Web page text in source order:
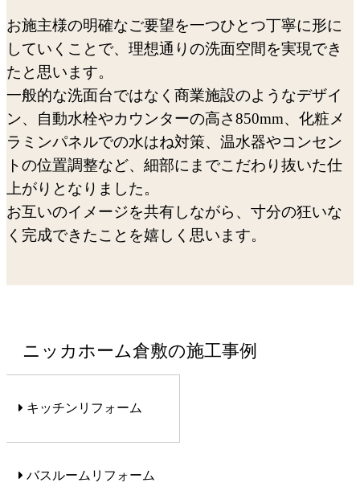
お施主様の明確なご要望を一つひとつ丁寧に形に
していくことで、理想通りの洗面空間を実現でき
たと思います。
一般的な洗面台ではなく商業施設のようなデザイ
ン、自動水栓やカウンターの高さ850mm、化粧メ
ラミンパネルでの水はね対策、温水器やコンセン
トの位置調整など、細部にまでこだわり抜いた仕
上がりとなりました。
お互いのイメージを共有しながら、寸分の狂いな
く完成できたことを嬉しく思います。
ニッカホーム倉敷の施工事例
キッチンリフォーム
バスルームリフォーム